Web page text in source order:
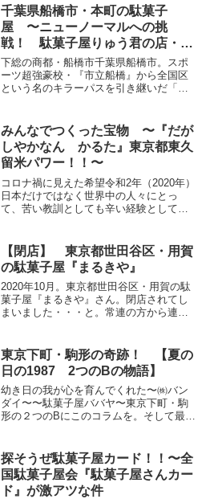
愛されるベビースター、腹減りっ子達の
救世主・ブタメンをはじめ、全...
千葉県船橋市・本町の駄菓子
屋 〜ニューノーマルへの挑
戦！ 駄菓子屋りゅう君の店・リ
ニューアル完了！〜
下総の商都・船橋市千葉県船橋市。スポ
ーツ超強豪校・『市立船橋』から全国区
という名のキラーパスを引き継いだ「ふ
る市域を走るアクセス良好な９つの路線
と３７のステーション。ら...
みんなでつくった宝物 〜『だが
しやかなん かるた』東京都東久
留米パワー！！〜
コロナ禍に見えた希望令和2年（2020年）
日本だけではなく世界中の人々にとっ
て、苦い教訓としても辛い経験としても
ーマル）への移行も手探り状態の中です
が、奮闘してくださってい...
【閉店】 東京都世田谷区・用賀
の駄菓子屋『まるきや』
2020年10月。東京都世田谷区・用賀の駄
菓子屋『まるきや』さん。閉店されてし
まいました・・・と。常連の方から連絡
靴で入れる土間空間を見事な駄菓子ワー
ルドとして展開。店...
東京下町・駒形の奇跡！ 【夏の
日の1987 2つのBの物語】
幼き日の我が心を育んでくれた〜㈱バン
ダイ〜〜駄菓子屋ババヤ〜東京下町・駒
形の２つのBにこのコラムを。そして最大
しょ〜？橋本名人に会わせてよ～時はバ
ブルの風が狂乱麗舞して...
探そうぜ駄菓子屋カード！！〜全
国駄菓子屋会『駄菓子屋さんカー
ド』が激アツな件